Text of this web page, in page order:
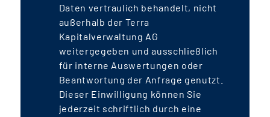
Daten vertraulich behandelt, nicht
außerhalb der Terra
Kapitalverwaltung AG
weitergegeben und ausschließlich
für interne Auswertungen oder
Beantwortung der Anfrage genutzt.
Dieser Einwilligung können Sie
jederzeit schriftlich durch eine